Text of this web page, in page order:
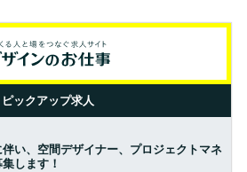
ピックアップ求人
い、空間デザイナー、プロジェクトマネ
します！